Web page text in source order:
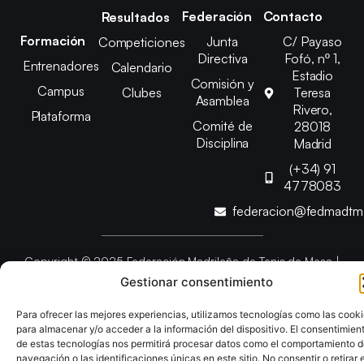
Gestionar consentimiento
Para ofrecer las mejores experiencias, utilizamos tecnologías como las
para almacenar y/o acceder a la información del dispositivo. El
de estas tecnologías nos permitirá procesar datos como el comportamiento
navegación o las identificaciones únicas en este sitio. No consentir o retirar
Formación
Entrenadores
Campus
Plataforma
Resultados
Competiciones
Calendario
Clubes
Federación
Junta
Directiva
Comisión y
Asamblea
Comité de
Disciplina
Contacto
C/ Payaso
Fofó, nº 1,
Estadio
Teresa
Rivero,
28018
Madrid
(+34) 91
4778083
Copyright © 2025 Federación Madrileña de Tenis de Mesa |
Desarrollado porTOOOLS
Aviso Legal Política de Cookies Política de Privacidad
Declaración de Accesibilidad